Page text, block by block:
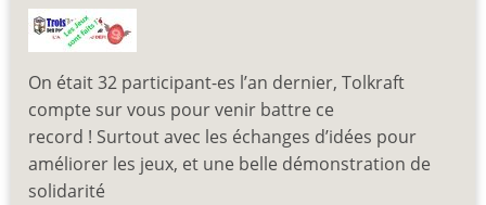
On était 32 participant-es l’an dernier, Tolkraft
compte sur vous pour venir battre ce
record ! Surtout avec les échanges d’idées pour
améliorer les jeux, et une belle démonstration de
solidarité